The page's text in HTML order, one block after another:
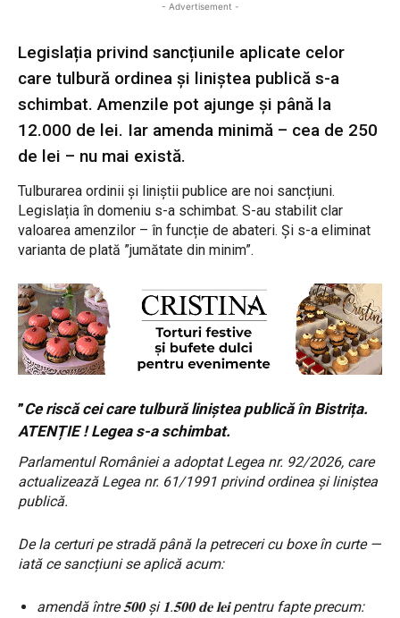
- Advertisement -
Legislația privind sancțiunile aplicate celor
care tulbură ordinea și liniștea publică s-a
schimbat. Amenzile pot ajunge și până la
12.000 de lei. Iar amenda minimă – cea de 250
de lei – nu mai există.
Tulburarea ordinii și liniștii publice are noi sancțiuni.
Legislația în domeniu s-a schimbat. S-au stabilit clar
valoarea amenzilor – în funcție de abateri. Și s-a eliminat
varianta de plată ”jumătate din minim”.
”Ce riscă cei care tulbură liniștea publică în Bistrița.
ATENȚIE ! Legea s-a schimbat.
Parlamentul României a adoptat Legea nr. 92/2026, care
actualizează Legea nr. 61/1991 privind ordinea și liniștea
publică.
De la certuri pe stradă până la petreceri cu boxe în curte —
iată ce sancțiuni se aplică acum:
amendă între 𝟓𝟎𝟎 și 𝟏.𝟓𝟎𝟎 𝐝𝐞 𝐥𝐞𝐢 pentru fapte precum: